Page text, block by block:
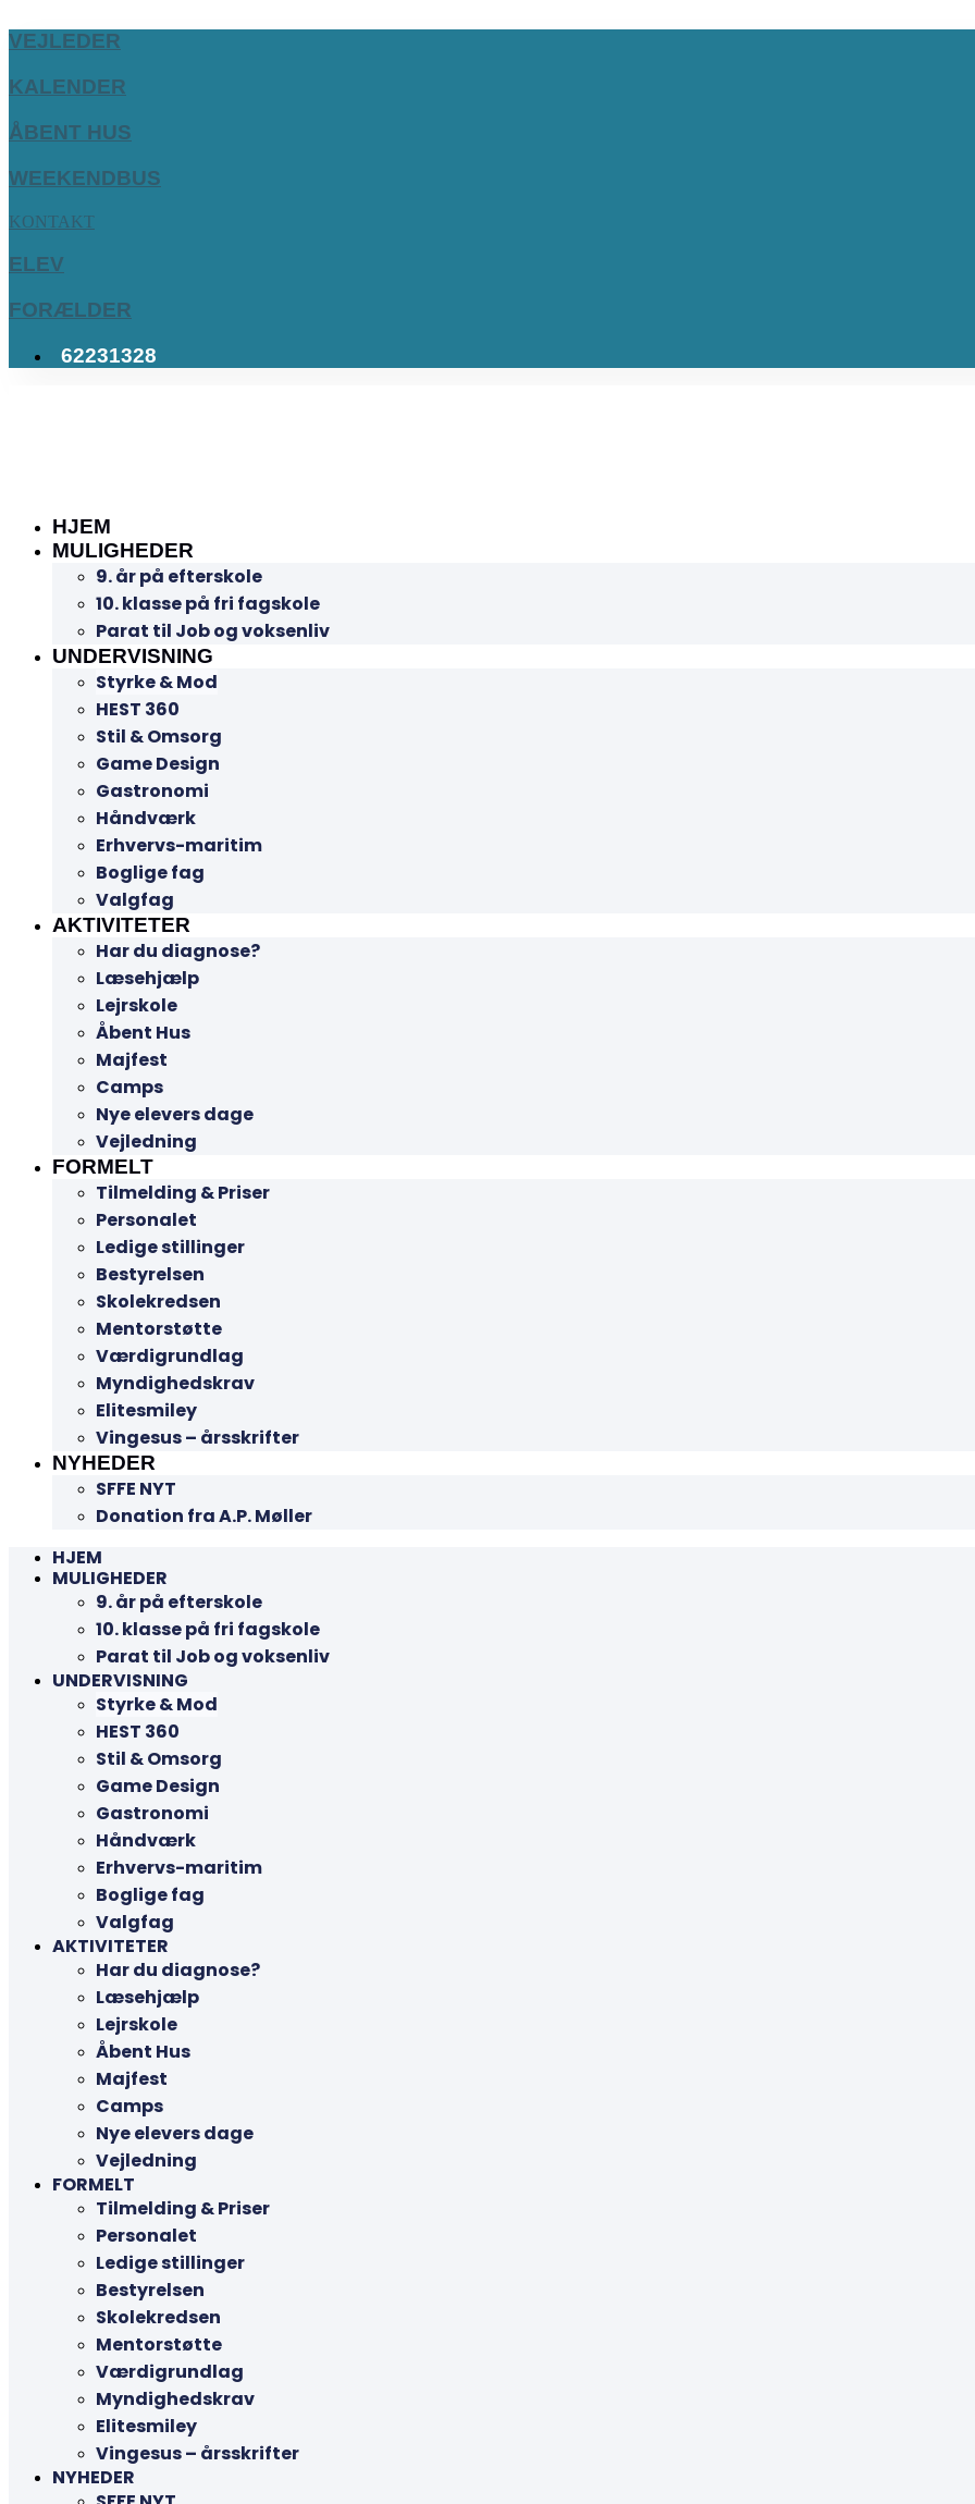
VEJLEDER
KALENDER
ÅBENT HUS
WEEKENDBUS
KONTAKT
ELEV
FORÆLDER
62231328
HJEM
MULIGHEDER
9. år på efterskole
10. klasse på fri fagskole
Parat til Job og voksenliv
UNDERVISNING
Styrke & Mod
HEST 360
Stil & Omsorg
Game Design
Gastronomi
Håndværk
Erhvervs-maritim
Boglige fag
Valgfag
AKTIVITETER
Har du diagnose?
Læsehjælp
Lejrskole
Åbent Hus
Majfest
Camps
Nye elevers dage
Vejledning
FORMELT
Tilmelding & Priser
Personalet
Ledige stillinger
Bestyrelsen
Skolekredsen
Mentorstøtte
Værdigrundlag
Myndighedskrav
Elitesmiley
Vingesus – årsskrifter
NYHEDER
SFFE NYT
Donation fra A.P. Møller
HJEM
MULIGHEDER
9. år på efterskole
10. klasse på fri fagskole
Parat til Job og voksenliv
UNDERVISNING
Styrke & Mod
HEST 360
Stil & Omsorg
Game Design
Gastronomi
Håndværk
Erhvervs-maritim
Boglige fag
Valgfag
AKTIVITETER
Har du diagnose?
Læsehjælp
Lejrskole
Åbent Hus
Majfest
Camps
Nye elevers dage
Vejledning
FORMELT
Tilmelding & Priser
Personalet
Ledige stillinger
Bestyrelsen
Skolekredsen
Mentorstøtte
Værdigrundlag
Myndighedskrav
Elitesmiley
Vingesus – årsskrifter
NYHEDER